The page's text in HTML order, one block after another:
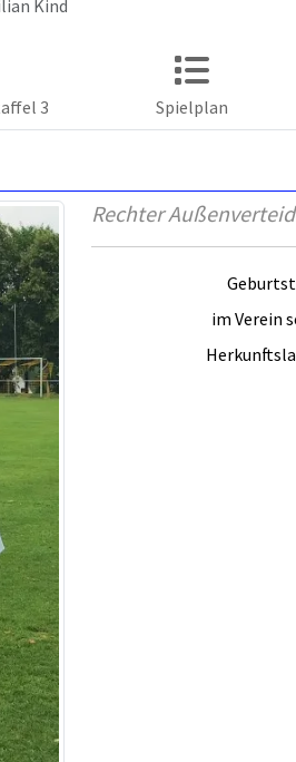
Kind
3 Spielplan
Rechter
im Verein